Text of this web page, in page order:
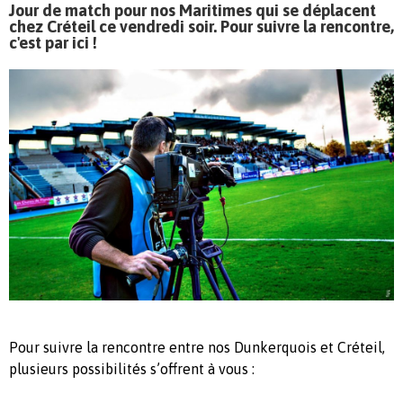
Jour de match pour nos Maritimes qui se déplacent
chez Créteil ce vendredi soir. Pour suivre la rencontre,
c'est par ici !
Pour suivre la rencontre entre nos Dunkerquois et Créteil,
plusieurs possibilités s’offrent à vous :